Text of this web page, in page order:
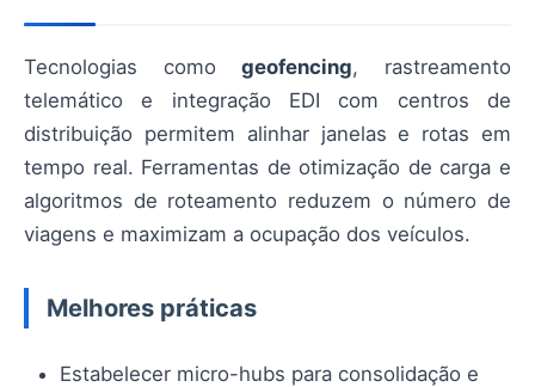
Tecnologias comogeofencing, rastreamento
telemático e integração EDI com centros de
distribuição permitem alinhar janelas e rotas em
tempo real. Ferramentas de otimização de carga e
algoritmos de roteamento reduzem o número de
viagens e maximizam a ocupação dos veículos.
Melhores práticas
Estabelecer micro-hubs para consolidação e